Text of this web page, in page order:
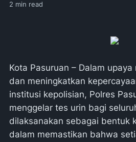
2 min read
Kota Pasuruan – Dalam
dan meningkatkan
institusi kepolisian, Polres
menggelar tes urin bagi
dilaksanakan sebagai bentuk
dalam memastikan bahwa